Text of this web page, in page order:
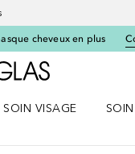
cheveux en plus
Vers l'accueil
SOIN VISAGE